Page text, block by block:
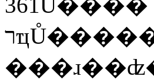
רҵŮ��������ݡ����ʡ�ʱ���ۺ��Ż�